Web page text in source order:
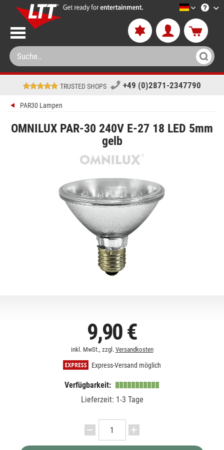
LTT-
TRUSTED SHOPS +49 (0)2871-2347790
PAR30 Lampen
OMNILUX PAR-30 240V E-27 18 LED 5mm
gelb
9,90 €
inkl. MwSt., zzgl. Versandkosten
Express-Versand möglich
Verfügbarkeit:
Lieferzeit: 1-3 Tage